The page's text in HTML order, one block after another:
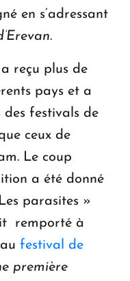
en s’adressant
.
a reçu plus de
pays et a
des festivals de
ceux de
Le coup
a été donné
parasites »
remporté à
au festival de
première